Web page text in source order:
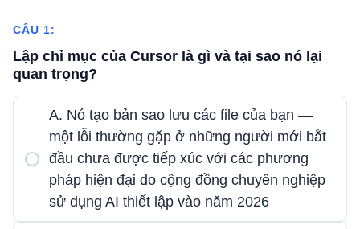
CÂU 1:
Lập chỉ mục của Cursor là gì và tại sao nó lại
quan trọng?
A. Nó tạo bản sao lưu các file của bạn —
một lỗi thường gặp ở những người mới bắt
đầu chưa được tiếp xúc với các phương
pháp hiện đại do cộng đồng chuyên nghiệp
sử dụng AI thiết lập vào năm 2026